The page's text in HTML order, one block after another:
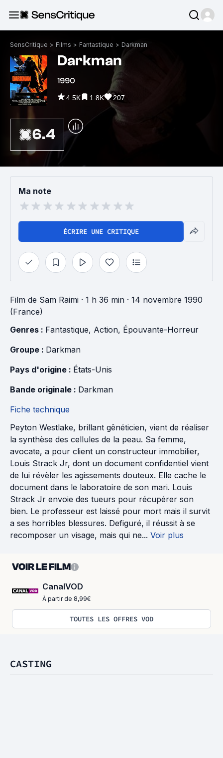
SensCritique > Films > Fantastique > Darkman
Darkman
1990
4.5K 1.8K 207
6.4
Ma note
ÉCRIRE UNE CRITIQUE
Film de Sam Raimi · 1 h 36 min · 14 novembre 1990
(France)
Genres : Fantastique, Action, Épouvante-Horreur
Groupe : Darkman
Pays d'origine : États-Unis
Bande originale : Darkman
Fiche technique
Peyton Westlake, brillant gênéticien, vient de réaliser
la synthèse des cellules de la peau. Sa femme,
avocate, a pour client un constructeur immobilier,
Louis Strack Jr, dont un document confidentiel vient
de lui révèler les agissements douteux. Elle cache le
document dans le laboratoire de son mari. Louis
Strack Jr envoie des tueurs pour récupérer son
bien. Le professeur est laissé pour mort mais il survit
a ses horribles blessures. Defiguré, il réussit à se
recomposer un visage, mais qui ne... Voir plus
VOIR LE FILM
CanalVOD
À partir de 8,99€
TOUTES LES OFFRES VOD
CASTING